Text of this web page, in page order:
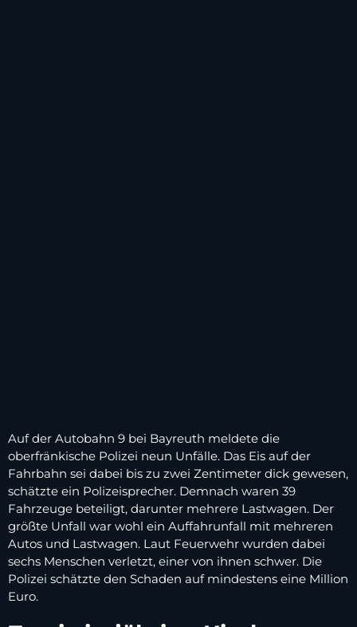
Auf der Autobahn 9 bei Bayreuth meldete die
oberfränkische Polizei neun Unfälle. Das Eis auf der
Fahrbahn sei dabei bis zu zwei Zentimeter dick gewesen,
schätzte ein Polizeisprecher. Demnach waren 39
Fahrzeuge beteiligt, darunter mehrere Lastwagen. Der
größte Unfall war wohl ein Auffahrunfall mit mehreren
Autos und Lastwagen. Laut Feuerwehr wurden dabei
sechs Menschen verletzt, einer von ihnen schwer. Die
Polizei schätzte den Schaden auf mindestens eine Million
Euro.